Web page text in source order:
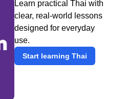
Learn practical Thai with
clear, real-world lessons
designed for everyday
use.
Start learning Thai